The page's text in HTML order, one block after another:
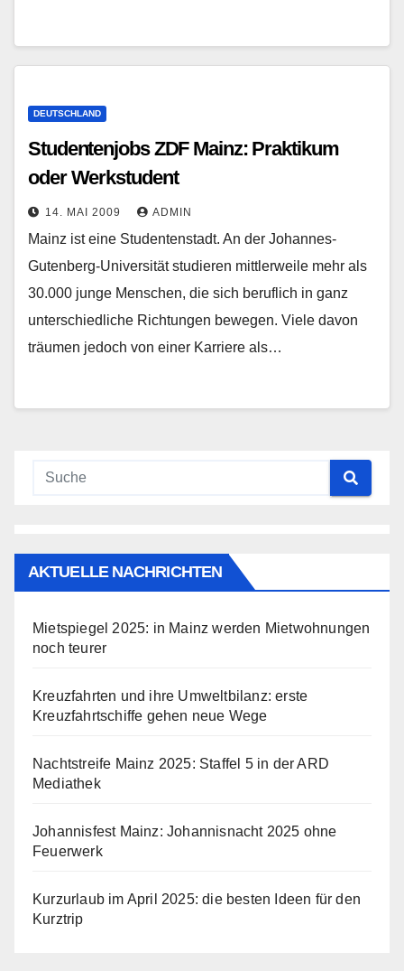
DEUTSCHLAND
Studentenjobs ZDF Mainz: Praktikum
oder Werkstudent
14. MAI 2009 ADMIN
Mainz ist eine Studentenstadt. An der Johannes-
Gutenberg-Universität studieren mittlerweile mehr als
30.000 junge Menschen, die sich beruflich in ganz
unterschiedliche Richtungen bewegen. Viele davon
träumen jedoch von einer Karriere als…
AKTUELLE NACHRICHTEN
Mietspiegel 2025: in Mainz werden Mietwohnungen
noch teurer
Kreuzfahrten und ihre Umweltbilanz: erste
Kreuzfahrtschiffe gehen neue Wege
Nachtstreife Mainz 2025: Staffel 5 in der ARD
Mediathek
Johannisfest Mainz: Johannisnacht 2025 ohne
Feuerwerk
Kurzurlaub im April 2025: die besten Ideen für den
Kurztrip